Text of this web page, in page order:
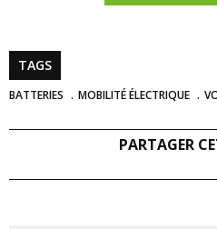
TAGS
BATTERIES MOBILITÉ ÉLECTRIQUE
PARTAGER